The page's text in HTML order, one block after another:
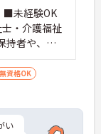
未経験OK
・介護福祉
持者や、福
設経験者、
支援員、
無資格OK
い